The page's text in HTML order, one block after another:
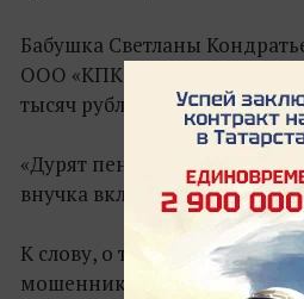
Бабушка Светланы
ООО «КПК «Рост». В эту
тысяч рублей.
«Дурят пенсионеров», –
внучка вкладчицы Светлана.
К слову, о том, что бабушка
мошенников, внучка узнала